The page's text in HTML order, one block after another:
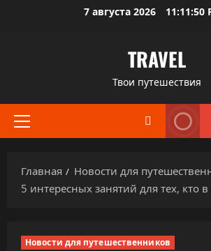
7 августа 2026 11:11:51
TRAVEL
Твои путешествия
Основное
Главная
Новости для
5 интересных занятий для тех, кто
Новости для путешественников